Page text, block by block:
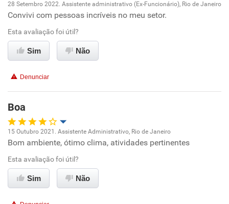
Oportunidade de promoção
Ambiente de trabalho
Benefícios
Recomenda esta empresa
28 Setembro 2022. Assistente administrativo (Ex-Funcionário), Rio de Janeiro
Convivi com pessoas incríveis no meu setor.
Esta avaliação foi útil?
Sim Não
Denunciar
Boa
Oportunidade de promoção
Ambiente de trabalho
15 Outubro 2021. Assistente Administrativo, Rio de Janeiro
Bom ambiente, ótimo clima, atividades pertinentes
Esta avaliação foi útil?
Sim Não